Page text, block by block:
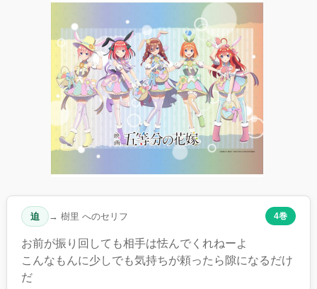
迫 → 樹里 へのセリフ 4巻
お前が振り回しても相手は怯んでくれねーよ
こんなもんに少しでも気持ちが頼ったら隙になるだけ
だ